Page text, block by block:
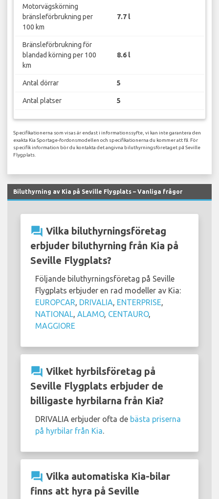
Motorvägskörning
bränsleförbrukning per
100 km
7.7 l
Bränsleförbrukning för
blandad körning per 100
km
8.6 l
Antal dörrar 5
Antal platser 5
Specifikationerna som visas är endast i informationssyfte, vi kan inte garantera den
exakta Kia Sportage-fordonsmodellen och specifikationerna du kommer att få. För
specifik information bör du kontakta det angivna biluthyrningsföretaget på Seville
Flygplats.
Biluthyrning av Kia på Seville Flygplats – Vanliga frågor
question_answer Vilka biluthyrningsföretag
erbjuder biluthyrning från Kia på
Seville Flygplats?
Följande biluthyrningsföretag på Seville
Flygplats erbjuder en rad modeller av Kia:
EUROPCAR DRIVALIA ENTERPRISE
NATIONAL
ALAMO, CENTAURO,
MAGGIORE
question_answer Vilket hyrbilsföretag på
Seville Flygplats erbjuder de
billigaste hyrbilarna från Kia?
DRIVALIA erbjuder ofta de bästa priserna
på hyrbilar från Kia
question_answer Vilka automatiska Kia-bilar
finns att hyra på Seville